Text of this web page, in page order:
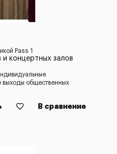
Pass 1
концертных залов
выходы общественных
В сравнение